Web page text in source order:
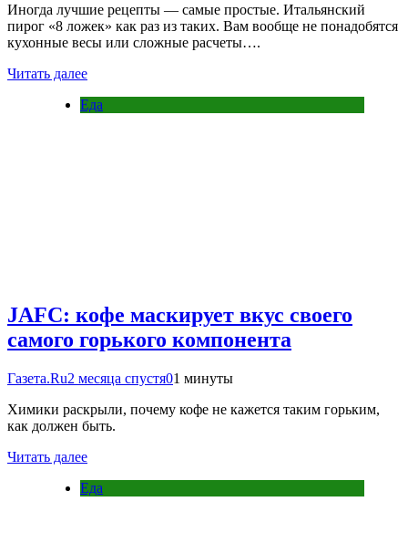
Иногда лучшие рецепты — самые простые. Итальянский
пирог «8 ложек» как раз из таких. Вам вообще не понадобятся
кухонные весы или сложные расчеты….
Читать далее
Еда
JAFC: кофе маскирует вкус своего
самого горького компонента
Газета.Ru2 месяца спустя01 минуты
Химики раскрыли, почему кофе не кажется таким горьким,
как должен быть.
Читать далее
Еда